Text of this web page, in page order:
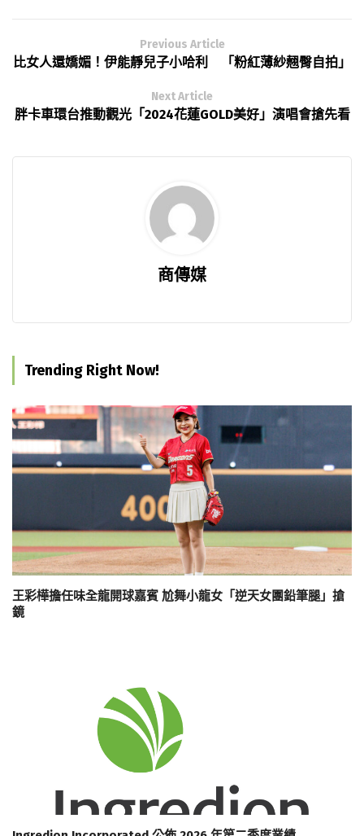
Previous Article
比女人還嬌媚！伊能靜兒子小哈利 「粉紅薄紗翹臀自拍」
Next Article
胖卡車環台推動觀光「2024花蓮GOLD美好」演唱會搶先看
商傳媒
Trending Right Now!
王彩樺擔任味全龍開球嘉賓 尬舞小龍女「逆天女團鉛筆腿」搶
鏡